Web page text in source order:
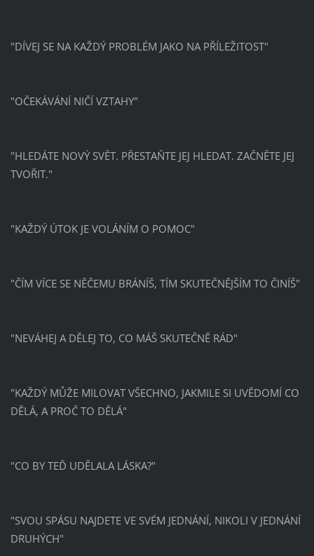
"DÍVEJ SE NA KAŽDÝ PROBLÉM JAKO NA PŘÍLEŽITOST"
"OČEKÁVÁNÍ NIČÍ VZTAHY"
"HLEDÁTE NOVÝ SVĚT. PŘESTAŇTE JEJ HLEDAT. ZAČNĚTE JEJ
TVOŘIT."
"KAŽDÝ ÚTOK JE VOLÁNÍM O POMOC"
"ČÍM VÍCE SE NĚČEMU BRÁNÍŠ, TÍM SKUTEČNĚJŠÍM TO ČINÍŠ"
"NEVÁHEJ A DĚLEJ TO, CO MÁŠ SKUTEČNĚ RÁD"
"KAŽDÝ MŮŽE MILOVAT VŠECHNO, JAKMILE SI UVĚDOMÍ CO
DĚLÁ, A PROČ TO DĚLÁ"
"CO BY TEĎ UDĚLALA LÁSKA?"
"SVOU SPÁSU NAJDETE VE SVÉM JEDNÁNÍ, NIKOLI V JEDNÁNÍ
DRUHÝCH"